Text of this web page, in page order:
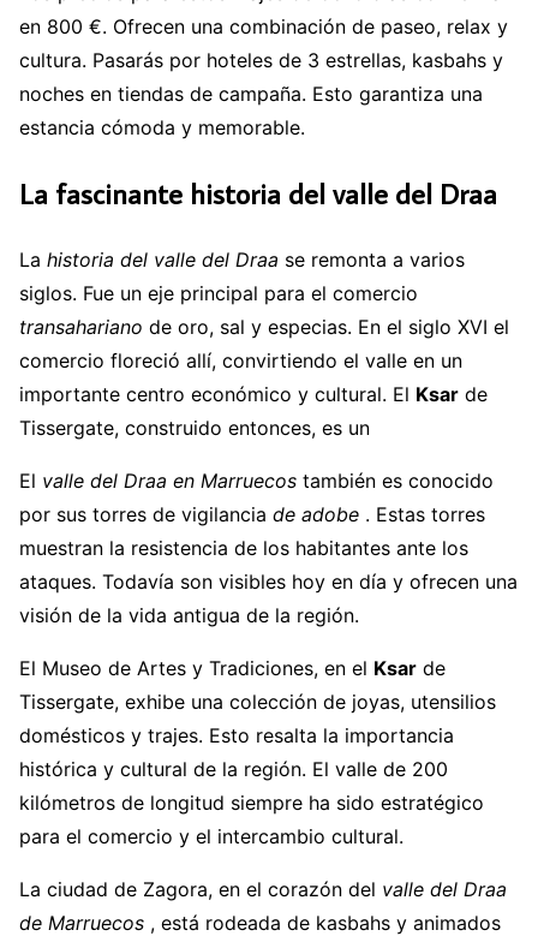
en 800 €. Ofrecen una combinación de paseo, relax y
cultura. Pasarás por hoteles de 3 estrellas, kasbahs y
noches en tiendas de campaña. Esto garantiza una
estancia cómoda y memorable.
La fascinante historia del valle del Draa
La historia del valle del Draa se remonta a varios
siglos. Fue un eje principal para el comercio
transahariano de oro, sal y especias. En el siglo XVI el
comercio floreció allí, convirtiendo el valle en un
importante centro económico y cultural. El Ksar de
Tissergate, construido entonces, es un
El valle del Draa en Marruecos también es conocido
por sus torres de vigilancia de adobe . Estas torres
muestran la resistencia de los habitantes ante los
ataques. Todavía son visibles hoy en día y ofrecen una
visión de la vida antigua de la región.
El Museo de Artes y Tradiciones, en el Ksar de
Tissergate, exhibe una colección de joyas, utensilios
domésticos y trajes. Esto resalta la importancia
histórica y cultural de la región. El valle de 200
kilómetros de longitud siempre ha sido estratégico
para el comercio y el intercambio cultural.
La ciudad de Zagora, en el corazón del valle del Draa
de Marruecos , está rodeada de kasbahs y animados